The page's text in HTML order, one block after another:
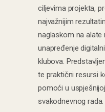
ciljevima projekta,
najvažnijim
naglaskom na alate
unapređenje
klubova.
te praktični resursi
pomoći u
svakodnevnog rada.